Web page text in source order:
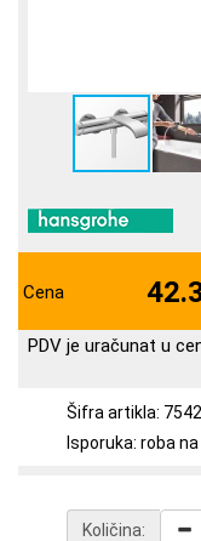
Cena
PDV je uračunat u
Šifra artikla:
Isporuka: roba
Količina: